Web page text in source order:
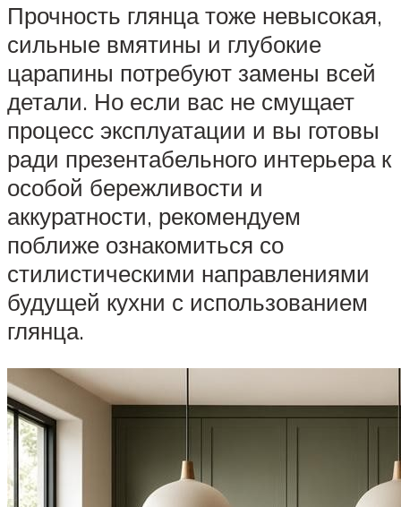
Прочность глянца тоже невысокая,
сильные вмятины и глубокие
царапины потребуют замены всей
детали. Но если вас не смущает
процесс эксплуатации и вы готовы
ради презентабельного интерьера к
особой бережливости и
аккуратности, рекомендуем
поближе ознакомиться со
стилистическими направлениями
будущей кухни с использованием
глянца.